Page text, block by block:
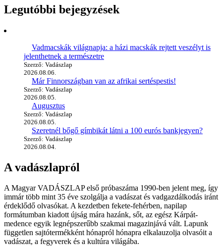
Legutóbbi bejegyzések
Vadmacskák világnapja: a házi macskák rejtett veszélyt is
jelenthetnek a természetre
Szerző: Vadászlap
2026.08.06.
Már Finnországban van az afrikai sertéspestis!
Szerző: Vadászlap
2026.08.05.
Augusztus
Szerző: Vadászlap
2026.08.05.
Szeretnél bőgő gímbikát látni a 100 eurós bankjegyen?
Szerző: Vadászlap
2026.08.04.
A vadászlapról
A Magyar VADÁSZLAP első próbaszáma 1990-ben jelent meg, így
immár több mint 35 éve szolgálja a vadászat és vadgazdálkodás iránt
érdeklődő olvasókat. A kezdetben fekete-fehérben, napilap
formátumban kiadott újság mára hazánk, sőt, az egész Kárpát-
medence egyik legnépszerűbb szakmai magazinjává vált. Lapunk
független sajtótermékként hónapról hónapra elkalauzolja olvasóit a
vadászat, a fegyverek és a kultúra világába.